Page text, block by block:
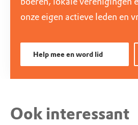
onze eigen actieve leden en
Help mee en word lid
Ook interessant